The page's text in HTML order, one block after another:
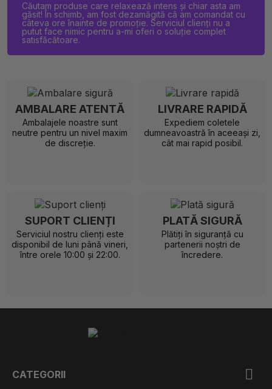
Căutam produse care relaxează intens și chiar asta am
găsit! În schimb, am fost dezamăgită că am comandat cu
câteva ore înainte de promoție. Serviciul clienți nu a
putut face nimic pentru a-mi oferi o soluție complet
satisfăcătoare.
AMBALARE ATENTĂ
Ambalajele noastre sunt
neutre pentru un nivel maxim
de discreție.
LIVRARE RAPIDĂ
Expediem coletele
dumneavoastră în aceeași zi,
cât mai rapid posibil.
SUPORT CLIENȚI
Serviciul nostru clienți este
disponibil de luni până vineri,
între orele 10:00 și 22:00.
PLATĂ SIGURĂ
Plătiți în siguranță cu
partenerii noștri de
încredere.
CATEGORII 